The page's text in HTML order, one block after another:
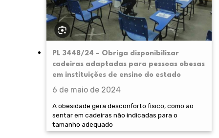
PL 3448/24 – Obriga disponibilizar
cadeiras adaptadas para pessoas obesas
em instituições de ensino do estado
6 de maio de 2024
A obesidade gera desconforto físico, como ao
sentar em cadeiras não indicadas para o
tamanho adequado